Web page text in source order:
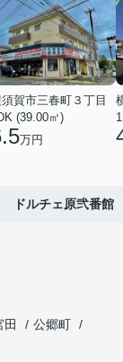
賀市三春町３丁目
(39.00㎡)
万円
ドルチェ原弐番館
公郷町